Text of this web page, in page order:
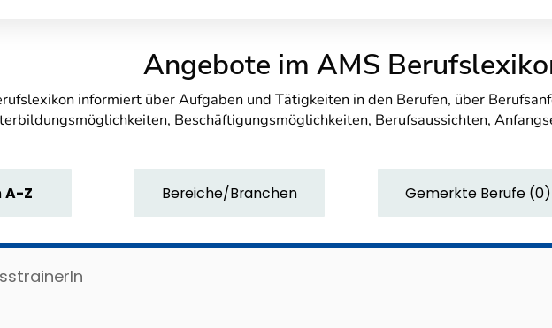
Angebote im AMS
informiert über Aufgaben und Tätigkeiten in den Berufen, über
Beschäftigungsmöglichkeiten, Berufsaussichten,
A-Z Bereiche/Branchen Gemerkte Berufe (0)